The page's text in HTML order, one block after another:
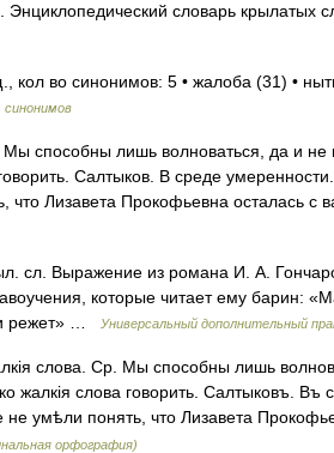
Энциклопедический словарь
кол во синонимов: 5 • жалоба (31) •
синонимов
способны лишь волноваться, да и не
Салтыков. В среде
что Лизавета Прокофьевна осталась
сл. Выражение из романа И. А.
которые читает ему барин:
режет» …
Универсальный дополнительный
слова. Ср. Мы способны лишь
жалкія слова говорить. Салтыковъ.
не умѣли понять, что Лизавета
орфография)